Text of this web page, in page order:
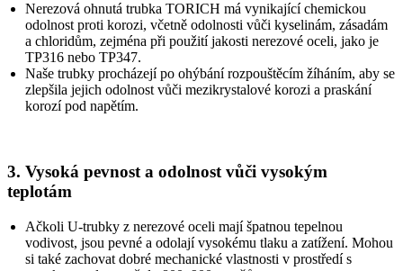
Nerezová ohnutá trubka TORICH má vynikající chemickou
odolnost proti korozi, včetně odolnosti vůči kyselinám, zásadám
a chloridům, zejména při použití jakosti nerezové oceli, jako je
TP316 nebo TP347.
Naše trubky procházejí po ohýbání rozpouštěcím žíháním, aby se
zlepšila jejich odolnost vůči mezikrystalové korozi a praskání
korozí pod napětím.
3. Vysoká pevnost a odolnost vůči vysokým
teplotám
Ačkoli U-trubky z nerezové oceli mají špatnou tepelnou
vodivost, jsou pevné a odolají vysokému tlaku a zatížení. Mohou
si také zachovat dobré mechanické vlastnosti v prostředí s